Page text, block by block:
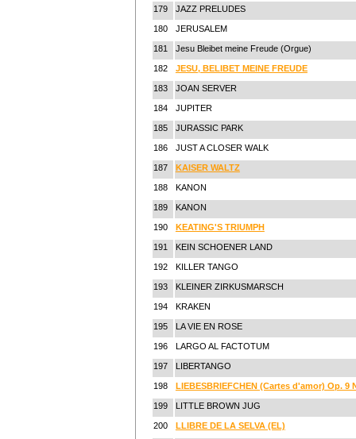
179 JAZZ PRELUDES
180 JERUSALEM
181 Jesu Bleibet meine Freude (Orgue)
182 JESU, BELIBET MEINE FREUDE
183 JOAN SERVER
184 JUPITER
185 JURASSIC PARK
186 JUST A CLOSER WALK
187 KAISER WALTZ
188 KANON
189 KANON
190 KEATING'S TRIUMPH
191 KEIN SCHOENER LAND
192 KILLER TANGO
193 KLEINER ZIRKUSMARSCH
194 KRAKEN
195 LA VIE EN ROSE
196 LARGO AL FACTOTUM
197 LIBERTANGO
198 LIEBESBRIEFCHEN (Cartes d'amor) Op. 9
199 LITTLE BROWN JUG
200 LLIBRE DE LA SELVA (EL)